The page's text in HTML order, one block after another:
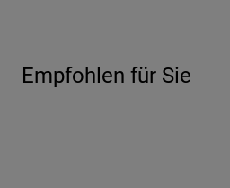
Empfohlen für Sie